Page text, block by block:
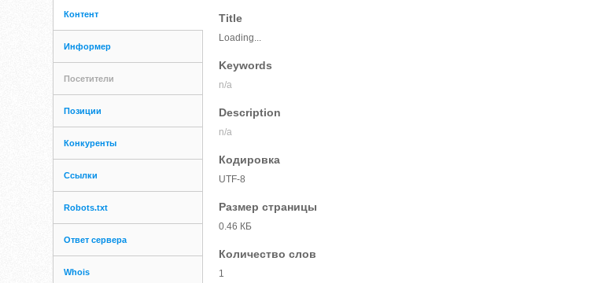
Контент
Информер
Посетители
Позиции
Конкуренты
Ссылки
Robots.txt
Ответ сервера
Whois
Title
Loading...
Keywords
n/a
Description
n/a
Кодировка
UTF-8
Размер страницы
0.46 КБ
Количество слов
1